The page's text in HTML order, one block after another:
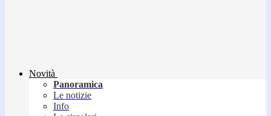
Novità
Panoramica
Le notizie
Info